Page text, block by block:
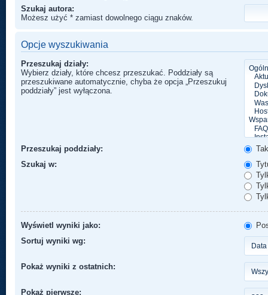
Szukaj autora:
Możesz użyć * zamiast dowolnego ciągu znaków.
Opcje wyszukiwania
Przeszukaj działy:
Wybierz działy, które chcesz przeszukać. Poddziały są
przeszukiwane automatycznie, chyba że opcja „Przeszukuj
poddziały” jest wyłączona.
Przeszukaj poddziały:
Szukaj w:
Wyświetl wyniki jako:
Sortuj wyniki wg:
Pokaż wyniki z ostatnich:
Pokaż pierwsze: